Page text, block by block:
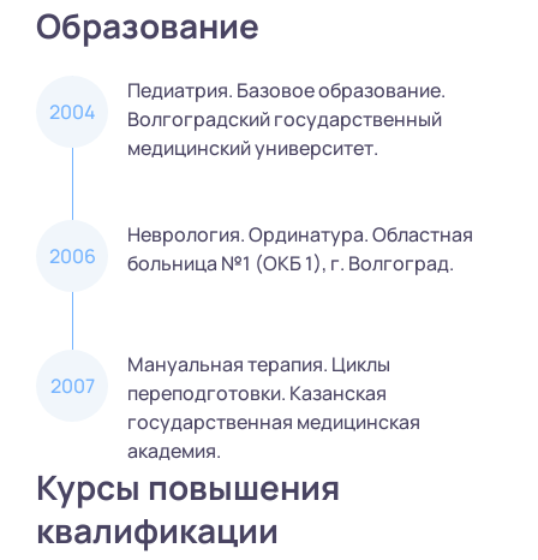
Образование
2004
Педиатрия. Базовое образование.
Волгоградский государственный
медицинский университет.
2006
Неврология. Ординатура. Областная
больница №1 (ОКБ 1), г. Волгоград.
2007
Мануальная терапия. Циклы
переподготовки. Казанская
государственная медицинская
академия.
Курсы повышения
квалификации